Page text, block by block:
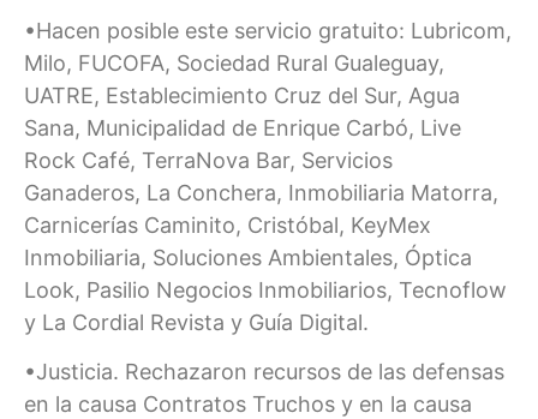
•Hacen posible este servicio gratuito: Lubricom,
Milo, FUCOFA, Sociedad Rural Gualeguay,
UATRE, Establecimiento Cruz del Sur, Agua
Sana, Municipalidad de Enrique Carbó, Live
Rock Café, TerraNova Bar, Servicios
Ganaderos, La Conchera, Inmobiliaria Matorra,
Carnicerías Caminito, Cristóbal, KeyMex
Inmobiliaria, Soluciones Ambientales, Óptica
Look, Pasilio Negocios Inmobiliarios, Tecnoflow
y La Cordial Revista y Guía Digital.
•Justicia. Rechazaron recursos de las defensas
en la causa Contratos Truchos y en la causa